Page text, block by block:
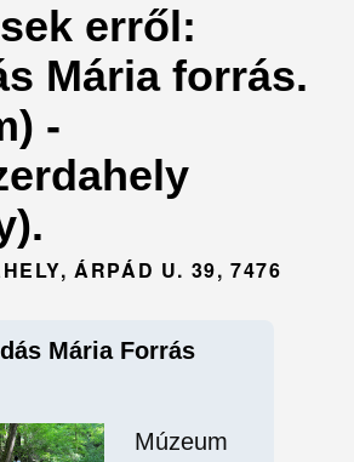
erről:
Mária forrás.
-
ÁRPÁD U. 39, 7476
Mária Forrás
Múzeum